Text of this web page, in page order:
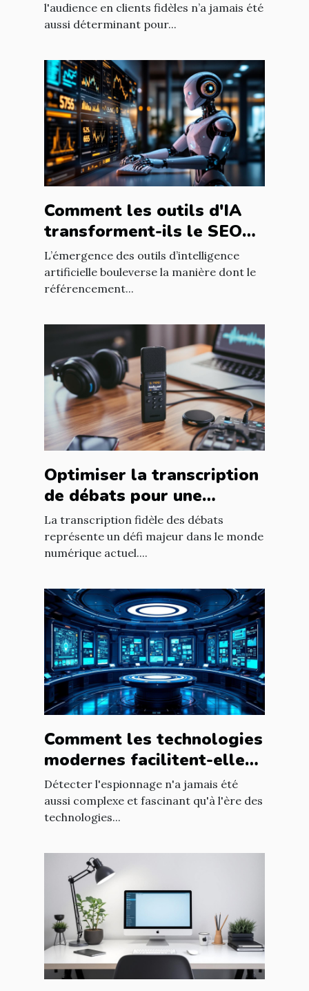
l'audience en clients fidèles n’a jamais été
aussi déterminant pour...
Comment les outils d'IA
transforment-ils le SEO
pour les blogs
professionnels ?
L’émergence des outils d’intelligence
artificielle bouleverse la manière dont le
référencement...
Optimiser la transcription
de débats pour une
fidélité accrue ?
La transcription fidèle des débats
représente un défi majeur dans le monde
numérique actuel....
Comment les technologies
modernes facilitent-elles
la détection d'espionnage
?
Détecter l'espionnage n'a jamais été
aussi complexe et fascinant qu'à l'ère des
technologies...